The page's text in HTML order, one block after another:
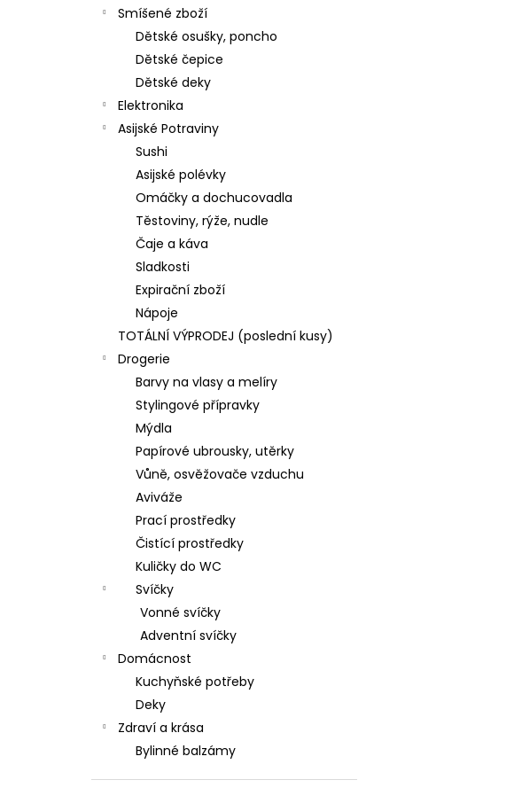
Smíšené zboží
Dětské osušky, poncho
Dětské čepice
Dětské deky
Elektronika
Asijské Potraviny
Sushi
Asijské polévky
Omáčky a dochucovadla
Těstoviny, rýže, nudle
Čaje a káva
Sladkosti
Expirační zboží
Nápoje
TOTÁLNÍ VÝPRODEJ (poslední kusy)
Drogerie
Barvy na vlasy a melíry
Stylingové přípravky
Mýdla
Papírové ubrousky, utěrky
Vůně, osvěžovače vzduchu
Aviváže
Prací prostředky
Čistící prostředky
Kuličky do WC
Svíčky
Vonné svíčky
Adventní svíčky
Domácnost
Kuchyňské potřeby
Deky
Zdraví a krása
Bylinné balzámy